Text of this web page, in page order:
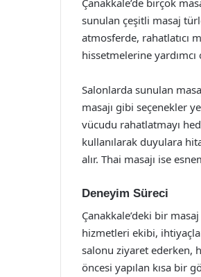
sunulan çeşitli masaj
atmosferde, rahatlatıcı
hissetmelerine yardımcı
Salonlarda sunulan
masajı gibi seçenekler
vücudu rahatlatmayı
kullanılarak duyulara
alır. Thai masajı ise
Deneyim Süreci
Çanakkale’deki bir
hizmetleri ekibi,
salonu ziyaret ederken,
öncesi yapılan kısa bir